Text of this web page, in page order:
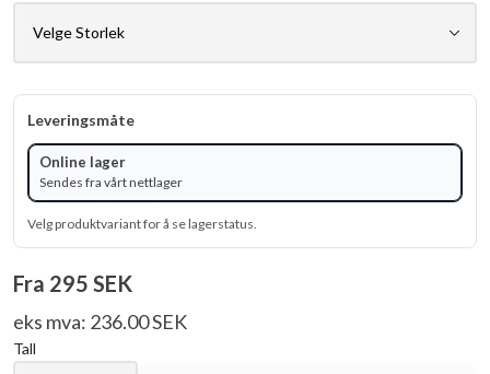
Leveringsmåte
Online lager
Sendes fra vårt nettlager
Velg produktvariant for å se lagerstatus.
Fra 295 SEK
eks mva: 236.00 SEK
Tall